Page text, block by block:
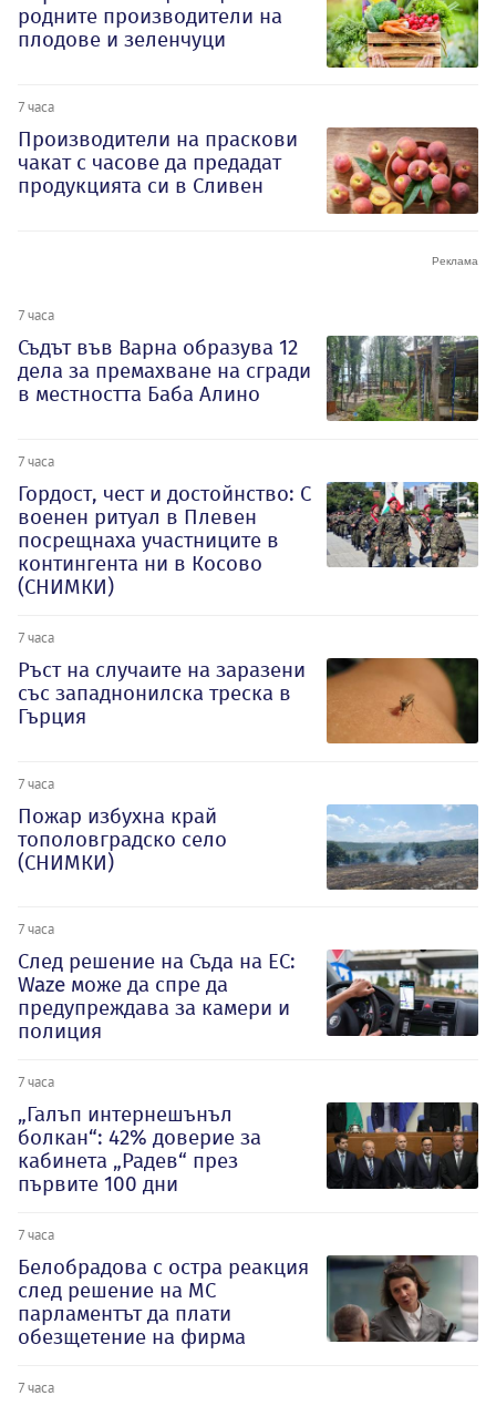
родните производители на
плодове и зеленчуци
7 часа
Производители на праскови
чакат с часове да предадат
продукцията си в Сливен
7 часа
Съдът във Варна образува 12
дела за премахване на сгради
в местността Баба Алино
7 часа
Гордост, чест и достойнство: С
военен ритуал в Плевен
посрещнаха участниците в
контингента ни в Косово
(СНИМКИ)
7 часа
Ръст на случаите на заразени
със западнонилска треска в
Гърция
7 часа
Пожар избухна край
тополовградско село
(СНИМКИ)
7 часа
След решение на Съда на ЕС:
Waze може да спре да
предупреждава за камери и
полиция
7 часа
„Галъп интернешънъл
болкан“: 42% доверие за
кабинета „Радев“ през
първите 100 дни
7 часа
Белобрадова с остра реакция
след решение на МС
парламентът да плати
обезщетение на фирма
7 часа